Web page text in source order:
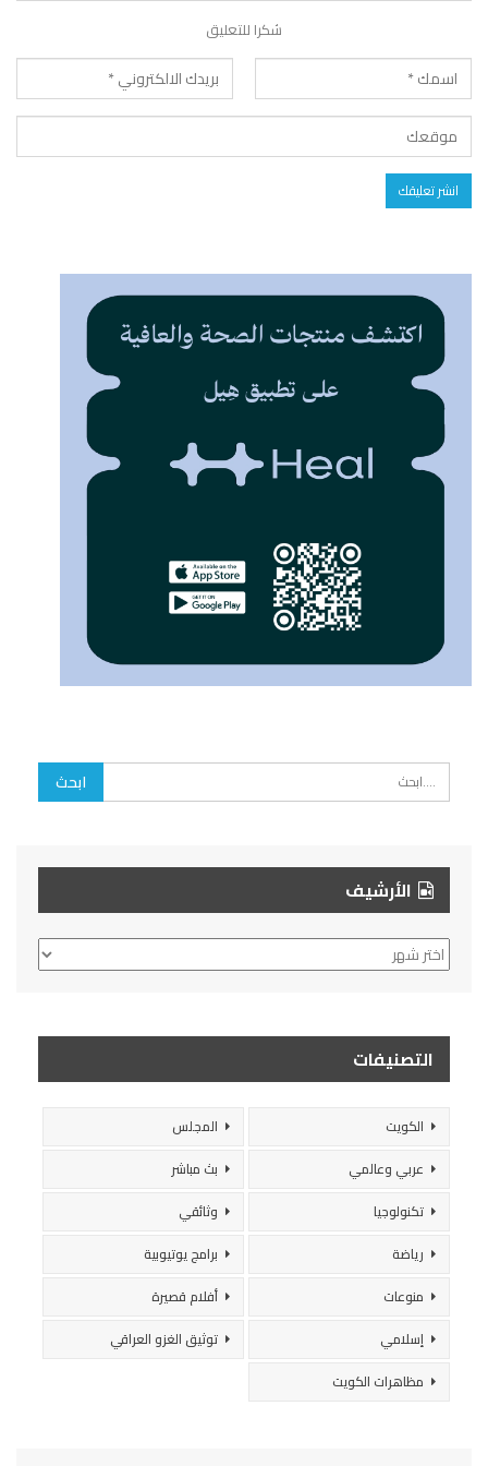
شكرا للتعليق
الأرشيف
الأرشيف
التصنيفات
الكويت
المجلس
عربي وعالمي
بث مباشر
تكنولوجيا
وثائقي
رياضة
برامج يوتيوبية
منوعات
أفلام قصيرة
إسلامي
توثيق الغزو العراقي
مظاهرات الكويت